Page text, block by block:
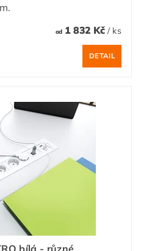
od1 832 Kč / ks
DETAIL
bílá - různé